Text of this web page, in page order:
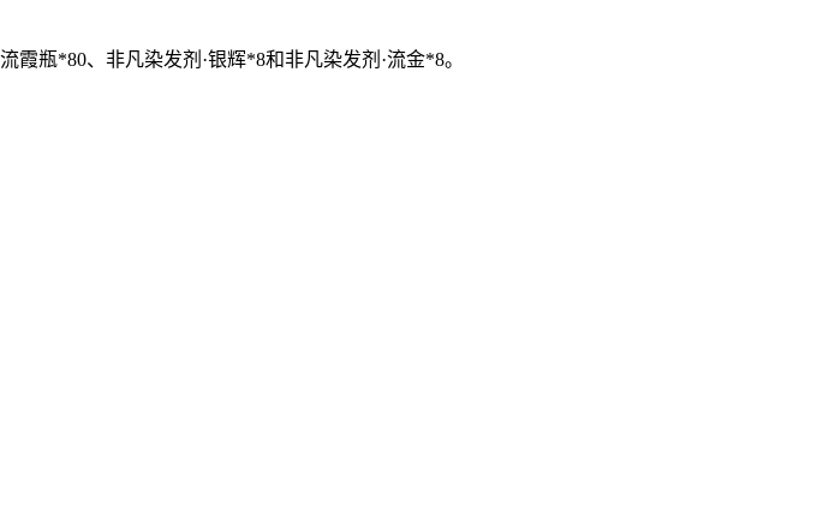
瓶*80、非凡染发剂·银辉*8和非凡染发剂·流金*8。